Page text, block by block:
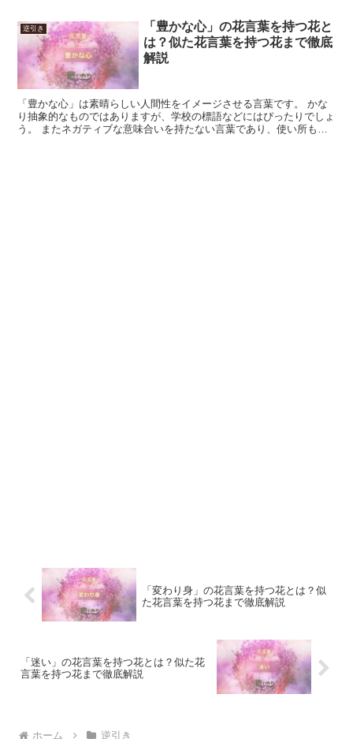
逆引き
「豊かな心」の花言葉を持つ花と
は？似た花言葉を持つ花まで徹底
解説
「豊かな心」は素晴らしい人間性をイメージさせる言葉です。 かな
り抽象的なものではありますが、学校の標語などにはぴったりでしょ
う。 またネガティブな意味合いを持たない言葉であり、使い所も特
「変わり身」の花言葉を持つ花とは？似
た花言葉を持つ花まで徹底解説
「迷い」の花言葉を持つ花とは？似た花
言葉を持つ花まで徹底解説
ホーム 逆引き